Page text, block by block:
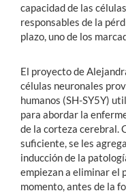
capacidad de las
responsables de la
plazo, uno de los
El proyecto de
células neuronales
humanos (SH-SY5Y)
para abordar la
de la corteza cerebral.
suficiente, se les
inducción de la
empiezan a eliminar el
momento, antes de la